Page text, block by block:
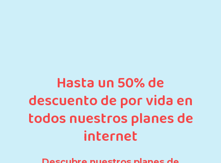
Hasta un 50% de
descuento de por vida en
todos nuestros planes de
internet